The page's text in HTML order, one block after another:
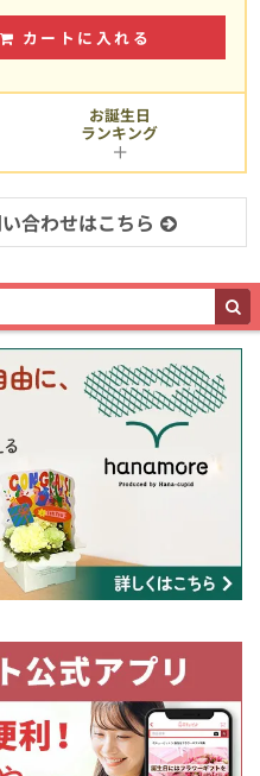
カートに入れる
お誕生日
ランキング
合わせはこちら